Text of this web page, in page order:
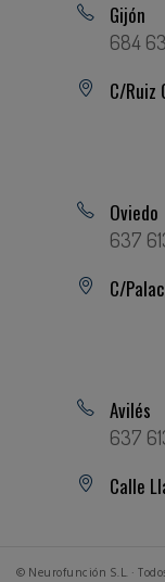
Gijón
684
C/Ruiz
Oviedo
637
C/
Avilés
637
Calle
© Neurofunción S.L. ·